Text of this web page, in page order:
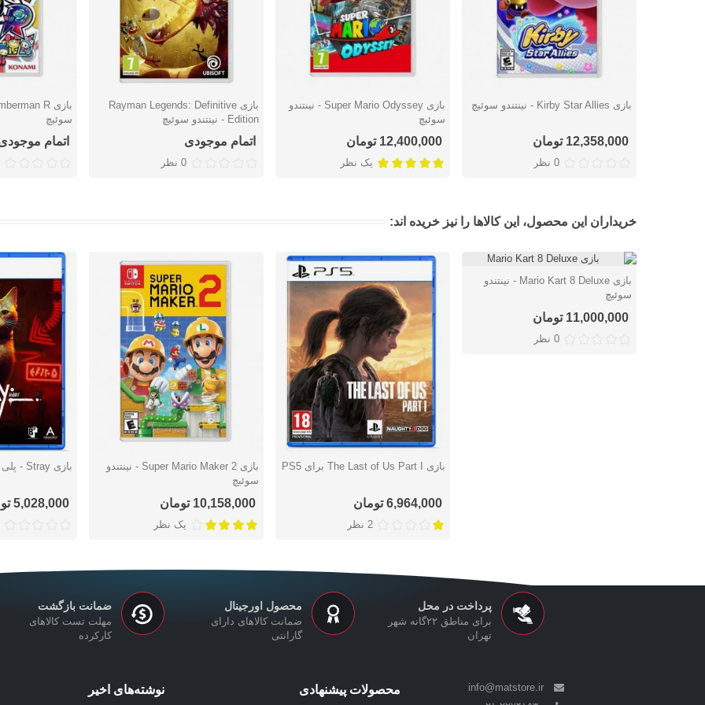
دوست داشتن بازی Kirby Star Allies - نینتندو سوئیچ
12,358,000 تومان
0 نظر
دوست داشتن
بازی Super Mario Odyssey - نینتندو
سوئیچ
12,400,000 تومان
یک نظر
دوست داشتن
بازی Rayman Legends: Definitive
Edition - نینتندو سوئیچ
اتمام موجودی
0 نظر
دوست
سوئیچ
اتمام
خریداران این محصول، این کالاها را نیز خریده اند:
دوست داشتن
بازی Mario Kart 8 Deluxe - نینتندو
سوئیچ
11,000,000 تومان
0 نظر
دوست داشتن بازی The Last of Us Part I برای PS5
6,964,000 تومان
2 نظر
دوست داشتن
بازی Super Mario Maker 2 - نینتندو
سوئیچ
10,158,000 تومان
یک نظر
دوست بازی Stray - پلی استیشن 5
5,028,000 تومان
پرداخت در محل
برای مناطق ۲۲گانه شهر
تهران
محصول اورجینال
ضمانت کالاهای دارای
گارانتی
ضمانت بازگشت
مهلت تست کالاهای
کارکرده
info@matstore.ir
محصولات پیشنهادی نوشته‌های اخیر